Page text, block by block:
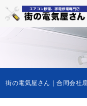
街の電気屋さん｜合同会